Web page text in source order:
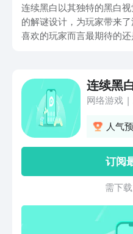
连续黑白以其独特的黑白
的解谜设计，为玩家带来
喜欢的玩家而言最期待的
犀互娱旗下产品，大平台
领取，节假日礼包、活动礼
连续黑
网络游戏|
人气
订阅
需 下 载